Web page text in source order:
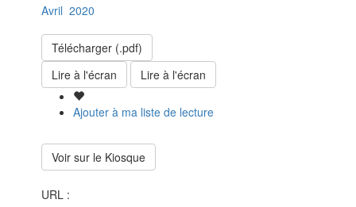
Avril 2020
Télécharger (.pdf)
Lire à l'écran
Lire à l'écran
Ajouter à ma liste de lecture
Voir sur le Kiosque
URL :